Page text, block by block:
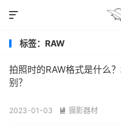

标签：RAW
拍照时的RAW格式是什么
别？
2023-01-03  摄影器材